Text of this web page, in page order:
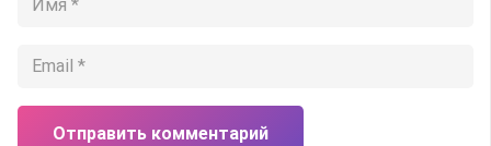
Отправить комментарий